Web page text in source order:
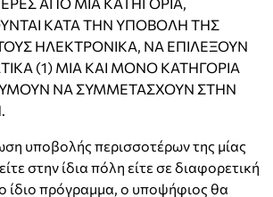
ΚΑΤΑ ΤΗΝ ΥΠΟΒΟΛΗ ΤΗΣ
ΗΛΕΚΤΡΟΝΙΚΑ, ΝΑ ΕΠΙΛΕΞΟΥΝ
(1) ΜΙΑ ΚΑΙ ΜΟΝΟ ΚΑΤΗΓΟΡΙΑ
ΝΑ ΣΥΜΜΕΤΑΣΧΟΥΝ ΣΤΗΝ
υποβολής περισσοτέρων της μίας
στην ίδια πόλη είτε σε διαφορετική
ίδιο πρόγραμμα, ο υποψήφιος θα